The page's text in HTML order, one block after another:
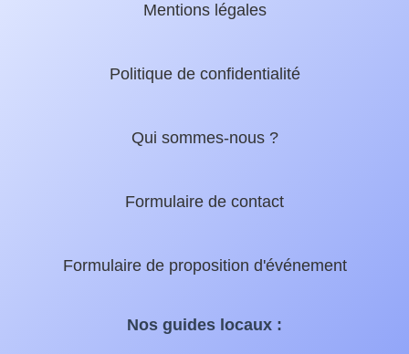
Mentions légales
Politique de confidentialité
Qui sommes-nous ?
Formulaire de contact
Formulaire de proposition d'événement
Nos guides locaux :